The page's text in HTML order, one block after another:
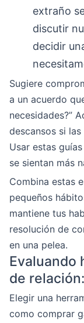
extraño
discutir
decidir
Sugiere
a un acuerdo
necesidades?”
descansos si
Usar estas
se sientan más
Combina estas
pequeños
mantiene tus
resolución de
en una pelea.
Evaluando
de
Elegir una
como comprar